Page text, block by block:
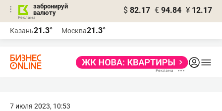
забронируй
валюту
$ 82.17 € 94.84 ¥ 12.17
Казань21.3° Москва21.3°
7 июля 2023, 10:53